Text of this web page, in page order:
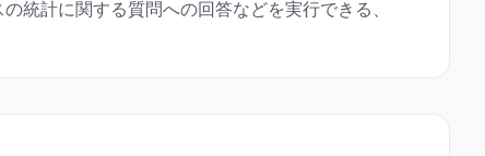
統計に関する質問への回答などを実行できる、